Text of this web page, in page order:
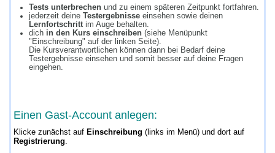
Tests unterbrechenund zu einem späteren Zeitpunkt fortfahren.
jederzeit deine Testergebnisseeinsehen sowie deinen
Lernfortschrittim Auge behalten.
dich in den Kurs einschreiben(siehe Menüpunkt
"Einschreibung" auf der linken Seite).
Die Kursverantwortlichen können dann bei Bedarf deine
Testergebnisse einsehen und somit besser auf deine Fragen
eingehen.
Einen Gast-Account anlegen:
Klicke zunächst auf Einschreibung (links im Menü) und dort auf
Registrierung